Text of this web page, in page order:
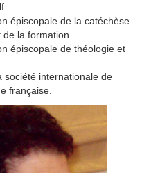
épiscopale de la catéchèse
la formation.
épiscopale de théologie et
internationale de
française.